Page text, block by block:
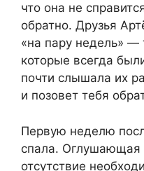
что она не
обратно. Друзья
«на пару недель» —
которые всегда
почти слышала их
и позовет тебя
Первую неделю
спала.
отсутствие